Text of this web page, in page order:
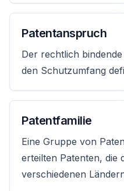
Patentanspruch
Der rechtlich
den Schutzumfang
Patentfamilie
Eine Gruppe von
erteilten Patenten, die
verschiedenen